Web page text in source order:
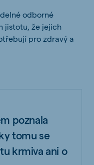
odborné
jistotu, že jejich
pro zdravý a
poznala
tomu se
krmiva ani o